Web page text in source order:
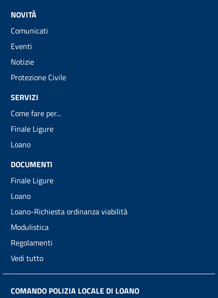
NOVITÀ
Comunicati
Eventi
Notizie
Protezione Civile
SERVIZI
Come fare per...
Finale Ligure
Loano
DOCUMENTI
Finale Ligure
Loano
Loano-Richiesta ordinanza viabilità
Modulistica
Regolamenti
Vedi tutto
COMANDO POLIZIA LOCALE DI LOANO